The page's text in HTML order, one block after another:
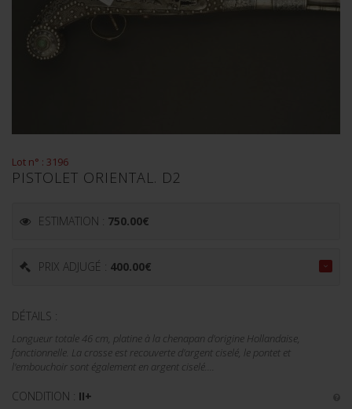
Lot n° : 3196
PISTOLET ORIENTAL. D2
ESTIMATION : 750.00€
PRIX ADJUGÉ : 400.00€
DÉTAILS :
Longueur totale 46 cm, platine à la chenapan d'origine Hollandaise,
fonctionnelle. La crosse est recouverte d'argent ciselé, le pontet et
l'embouchoir sont également en argent ciselé....
CONDITION : II+